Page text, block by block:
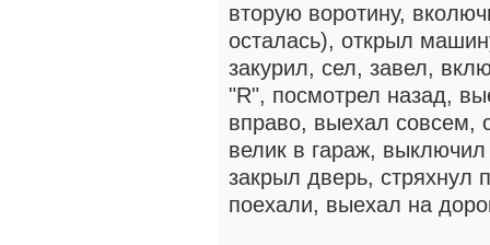
вторую воротину,
осталась), открыл
закурил, сел, завел,
"R", посмотрел назад,
вправо, выехал совсем,
велик в гараж,
закрыл дверь, стряхнул
поехали, выехал на